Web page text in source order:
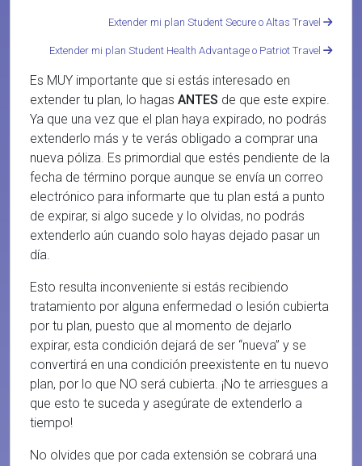
Extender mi plan Student Secure o Altas Travel
Extender mi plan Student Health Advantage o Patriot Travel
Es MUY importante que si estás interesado en
extender tu plan, lo hagas ANTES de que este expire.
Ya que una vez que el plan haya expirado, no podrás
extenderlo más y te verás obligado a comprar una
nueva póliza. Es primordial que estés pendiente de la
fecha de término porque aunque se envía un correo
electrónico para informarte que tu plan está a punto
de expirar, si algo sucede y lo olvidas, no podrás
extenderlo aún cuando solo hayas dejado pasar un
día.
Esto resulta inconveniente si estás recibiendo
tratamiento por alguna enfermedad o lesión cubierta
por tu plan, puesto que al momento de dejarlo
expirar, esta condición dejará de ser “nueva” y se
convertirá en una condición preexistente en tu nuevo
plan, por lo que NO será cubierta. ¡No te arriesgues a
que esto te suceda y asegúrate de extenderlo a
tiempo!
No olvides que por cada extensión se cobrará una